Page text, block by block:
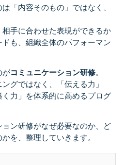
「内容そのもの」ではなく、
手に合わせた表現ができるか
も、組織全体のパフォーマン
がコミュニケーション研修。
グではなく、「伝える力」
く力」を体系的に高めるプログ
ン研修がなぜ必要なのか、ど
を、整理していきます。